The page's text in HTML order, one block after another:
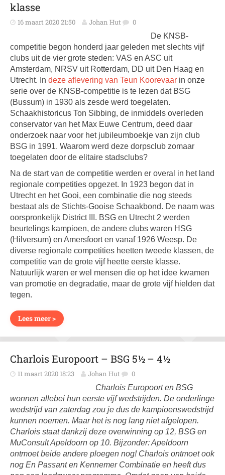
klasse
16 maart 2020 21:50 Johan Hut 0
De KNSB-
competitie begon honderd jaar geleden met slechts vijf
clubs uit de vier grote steden: VAS en ASC uit
Amsterdam, NRSV uit Rotterdam, DD uit Den Haag en
Utrecht. In deze aflevering van Teun Koorevaar in onze
serie over de KNSB-competitie is te lezen dat BSG
(Bussum) in 1930 als zesde werd toegelaten.
Schaakhistoricus Ton Sibbing, de inmiddels overleden
conservator van het Max Euwe Centrum, deed daar
onderzoek naar voor het jubileumboekje van zijn club
BSG in 1991. Waarom werd deze dorpsclub zomaar
toegelaten door de elitaire stadsclubs?
Na de start van de competitie werden er overal in het land
regionale competities opgezet. In 1923 begon dat in
Utrecht en het Gooi, een combinatie die nog steeds
bestaat als de Stichts-Gooise Schaakbond. De naam was
oorspronkelijk District III. BSG en Utrecht 2 werden
beurtelings kampioen, de andere clubs waren HSG
(Hilversum) en Amersfoort en vanaf 1926 Weesp. De
diverse regionale competities heetten tweede klassen, de
competitie van de grote vijf heette eerste klasse.
Natuurlijk waren er wel mensen die op het idee kwamen
van promotie en degradatie, maar de grote vijf hielden dat
tegen.
Lees meer >
Charlois Europoort – BSG 5½ – 4½
11 maart 2020 18:23 Johan Hut 0
Charlois Europoort en BSG
wonnen allebei hun eerste vijf wedstrijden. De onderlinge
wedstrijd van zaterdag zou je dus de kampioenswedstrijd
kunnen noemen. Maar het is nog lang niet afgelopen.
Charlois staat dankzij deze overwinning op 12, BSG en
MuConsult Apeldoorn op 10. Bijzonder: Apeldoorn
ontmoet beide andere ploegen nog! Charlois ontmoet ook
nog En Passant en Kennemer Combinatie en heeft dus